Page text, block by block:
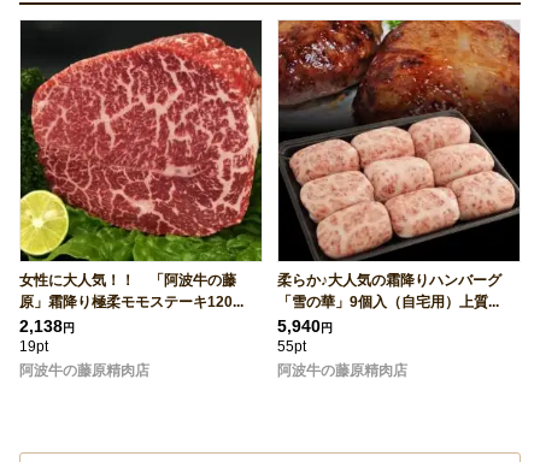
女性に大人気！！ 「阿波牛の藤
原」霜降り極柔モモステーキ120...
2,138円
19pt
阿波牛の藤原精肉店
柔らか♪大人気の霜降りハンバーグ
「雪の華」9個入（自宅用）上質...
5,940円
55pt
阿波牛の藤原精肉店